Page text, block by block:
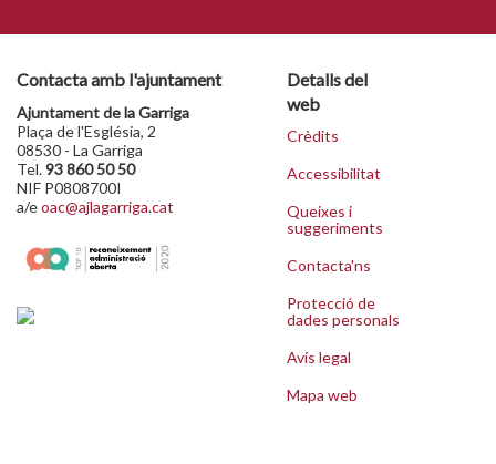
Contacta amb l'ajuntament
Ajuntament de la Garriga
Plaça de l'Església, 2
08530 - La Garriga
Tel.93 860 50 50
NIF P0808700I
a/eoac@ajlagarriga.cat
Detalls del
web
Crèdits
Accessibilitat
Queixes i
suggeriments
Contacta'ns
Protecció de
dades personals
Avís legal
Mapa web